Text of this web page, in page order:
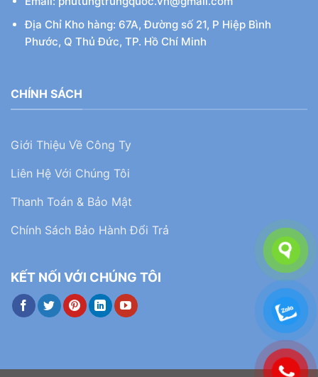
Địa Chỉ Kho hàng: 67A, Đường số 21, P Hiệp Bình
Phước, Q Thủ Đức, TP. Hồ Chí Minh
CHÍNH SÁCH
Giới Thiệu Về Công Ty
Liên Hệ Với Chúng Tôi
Thanh Toán & Bảo Mật
Chính Sách Bảo Hành Đổi Trả
KẾT NỐI VỚI CHÚNG TÔI